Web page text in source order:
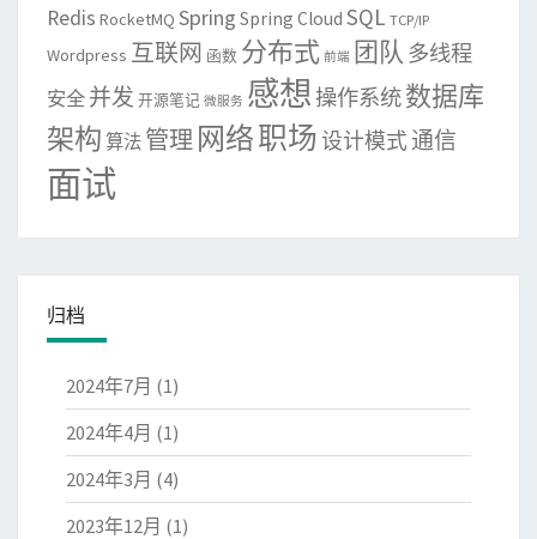
Redis RocketMQ Spring Spring Cloud SQL TCP/IP
Wordpress 互联网 函数 分布式 前端 团队 多线程
安全 并发 开源笔记 微服务 感想操作系统数据库
架构 算法 管理网络职场设计模式通信
面试
归档
2024年7月 (1)
2024年4月 (1)
2024年3月 (4)
2023年12月 (1)